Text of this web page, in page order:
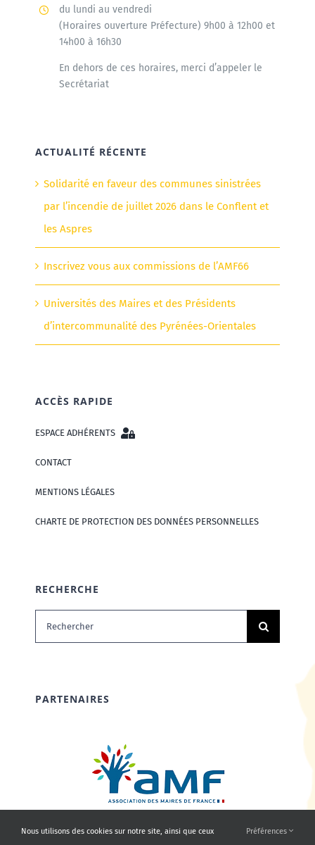
du lundi au vendredi
(Horaires ouverture Préfecture) 9h00 à 12h00 et
14h00 à 16h30
En dehors de ces horaires, merci d’appeler le
Secrétariat
ACTUALITÉ RÉCENTE
Solidarité en faveur des communes sinistrées
par l’incendie de juillet 2026 dans le Conflent et
les Aspres
Inscrivez vous aux commissions de l’AMF66
Universités des Maires et des Présidents
d’intercommunalité des Pyrénées-Orientales
ACCÈS RAPIDE
ESPACE ADHÉRENTS
CONTACT
MENTIONS LÉGALES
CHARTE DE PROTECTION DES DONNÉES PERSONNELLES
RECHERCHE
Rechercher:
PARTENAIRES
Nous utilisons des cookies sur notre site, ainsi que ceux Préférences